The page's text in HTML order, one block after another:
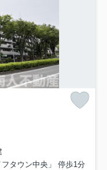
タウン中央」 停歩1分